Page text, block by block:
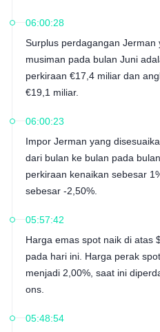
06:00:28
Surplus perdagangan Jerman
musiman pada bulan Juni
perkiraan €17,4 miliar dan
€19,1 miliar.
06:00:23
Impor Jerman yang
dari bulan ke bulan pada
perkiraan kenaikan sebesar
sebesar -2,50%.
05:57:42
Harga emas spot naik di atas
pada hari ini. Harga perak
menjadi 2,00%, saat ini
ons.
05:48:54